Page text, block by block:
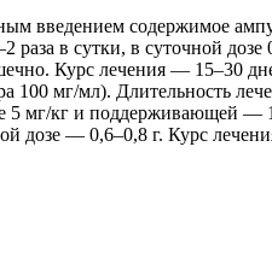
введением содержимое
в сутки, в суточной
Курс лечения — 15–30
100 мг/мл). Длительность
мг/кг и поддерживающей —
дозе — 0,6–0,8 г. Курс